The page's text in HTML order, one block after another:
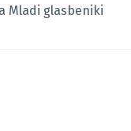
Mladi glasbeniki